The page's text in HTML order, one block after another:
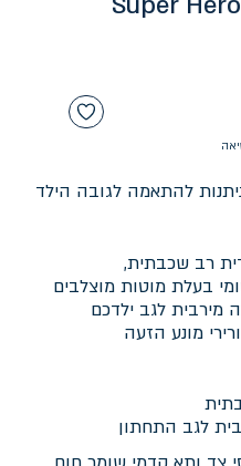
להתאמה לגובה הילד
רב שכבתית,
בעלת מוטות מוצלבים
מירבית לגב ילדכם
מונע הזעה
לגב התחתון